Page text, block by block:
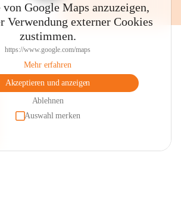
Google Maps anzuzeigen,
Verwendung externer Cookies
zustimmen.
https://www.google.com/maps
Mehr erfahren
Akzeptieren und anzeigen
Ablehnen
Auswahl merken